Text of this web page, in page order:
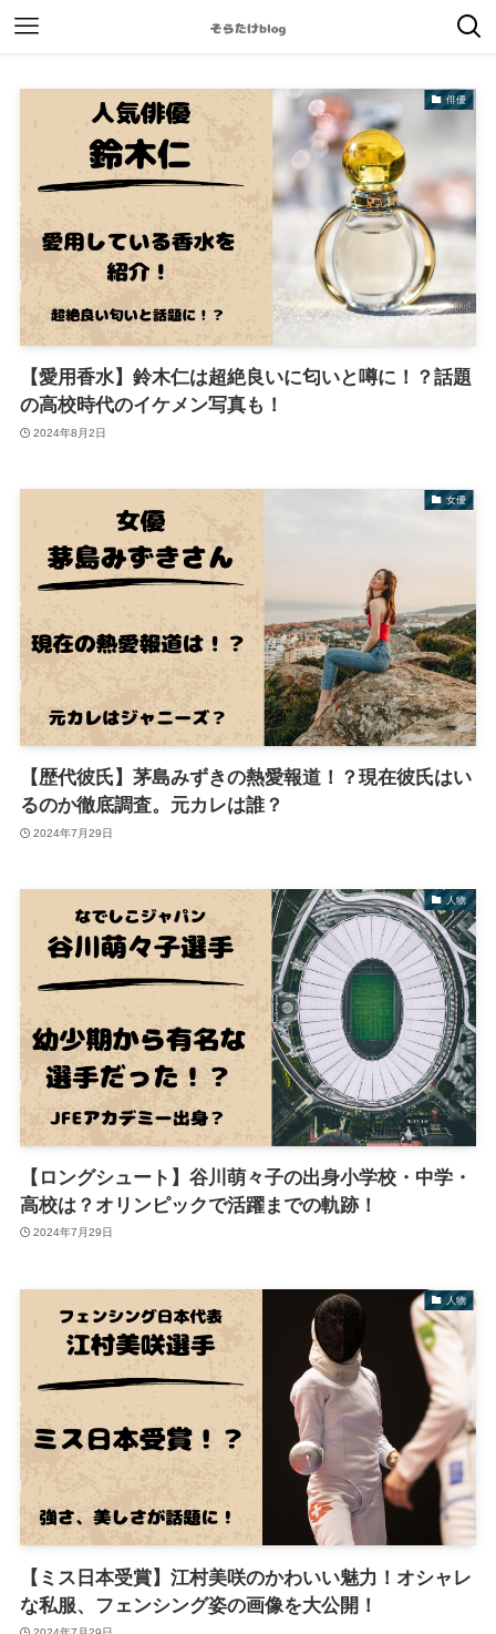
俳優
【愛用香水】鈴木仁は超絶良いに匂いと噂に！？話題
の高校時代のイケメン写真も！
2024年8月2日
女優
【歴代彼氏】茅島みずきの熱愛報道！？現在彼氏はい
るのか徹底調査。元カレは誰？
2024年7月29日
人物
【ロングシュート】谷川萌々子の出身小学校・中学・
高校は？オリンピックで活躍までの軌跡！
2024年7月29日
人物
【ミス日本受賞】江村美咲のかわいい魅力！オシャレ
な私服、フェンシング姿の画像を大公開！